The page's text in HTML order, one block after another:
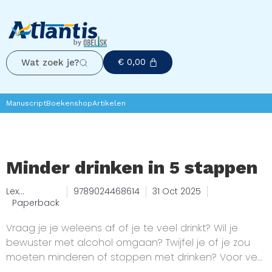
Wat zoek je? € 0,00
ManuscriptBoekenshopArtikelen
Minder drinken in 5 stappen
Lex
Lemmers
van Hasselt
and Peter
Greeven
9789024468614
31 Oct 2025
Paperback
Vraag je je weleens af of je te veel drinkt? Wil je
bewuster met alcohol omgaan? Twijfel je of je zou
moeten minderen of stoppen met drinken? Voor veel